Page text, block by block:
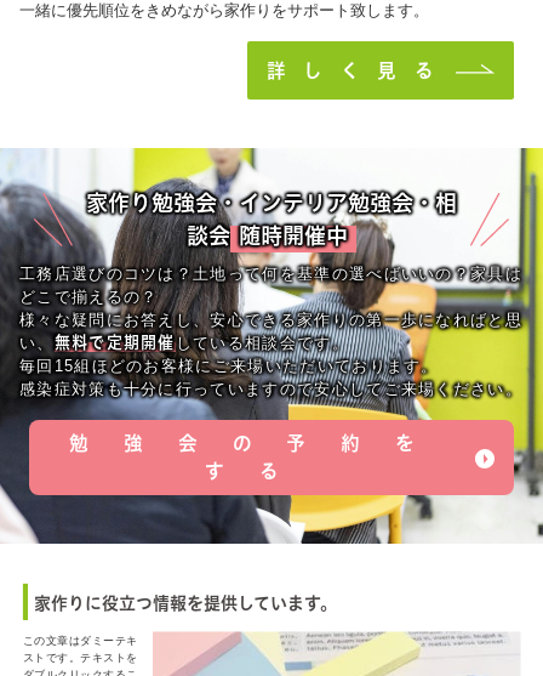
一緒に優先順位をきめながら家作りをサポート致します。
詳しく見る
家作り勉強会・インテリア勉強会・相
談会 随時開催中
工務店選びのコツは？土地って何を基準の選べばいいの？家具は
どこで揃えるの？
様々な疑問にお答えし、安心できる家作りの第一歩になればと思
い、 無料で定期開催している相談会です。
毎回15組ほどのお客様にご来場いただいております。
感染症対策も十分に行っていますので安心してご来場ください。
勉強会の予約を
する
家作りに役立つ情報を提供しています。
この文章はダミーテキ
ストです。テキストを